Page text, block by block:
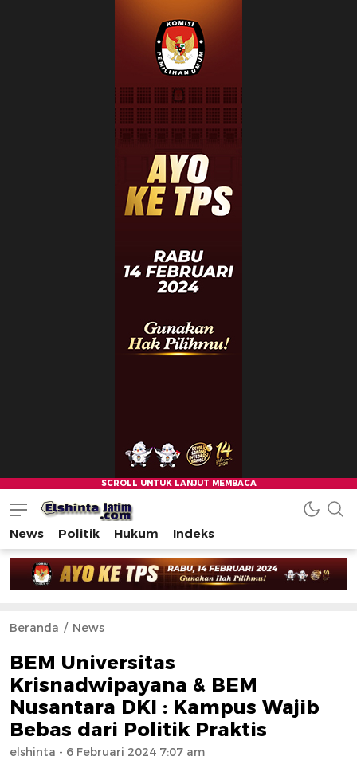
News Politik Hukum Indeks
Beranda News
BEM Universitas
Krisnadwipayana & BEM
Nusantara DKI : Kampus Wajib
Bebas dari Politik Praktis
elshinta - 6 Februari 2024 7:07 am